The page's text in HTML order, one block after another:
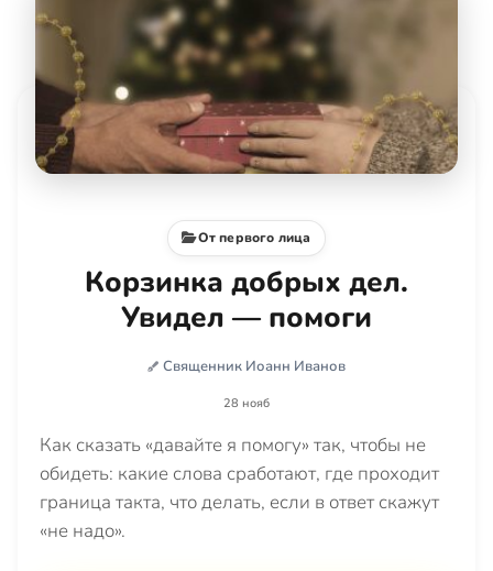
От первого лица
Корзинка добрых дел.
Увидел — помоги
Священник Иоанн Иванов
28 нояб
Как сказать «давайте я помогу» так, чтобы не
обидеть: какие слова сработают, где проходит
граница такта, что делать, если в ответ скажут
«не надо».